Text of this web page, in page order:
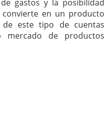
gastos y la posibilidad
en un producto
este tipo de cuentas
mercado de productos